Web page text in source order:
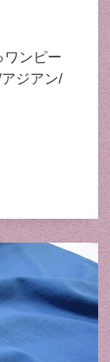
ワンピー
ジアン/